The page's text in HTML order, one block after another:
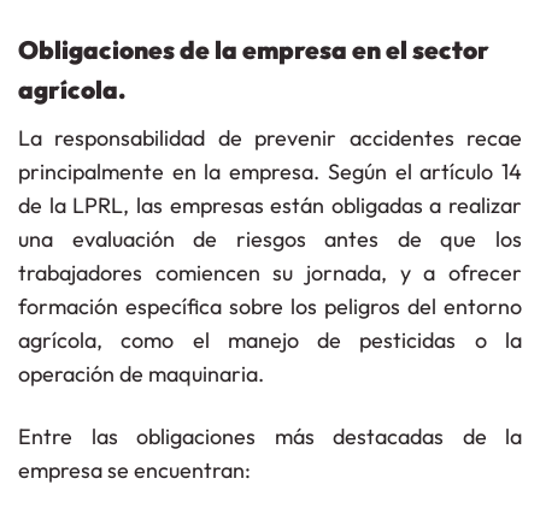
Obligaciones de la empresa en el sector
agrícola.
La responsabilidad de prevenir accidentes recae
principalmente en la empresa. Según elartículo 14
de la LPRL, las empresas están obligadas a realizar
una evaluación de riesgos antes de que los
trabajadores comiencen su jornada, y a ofrecer
formación específica sobre los peligros del entorno
agrícola, como el manejo de pesticidas o la
operación de maquinaria.
Entre las obligaciones más destacadas de la
empresa se encuentran: